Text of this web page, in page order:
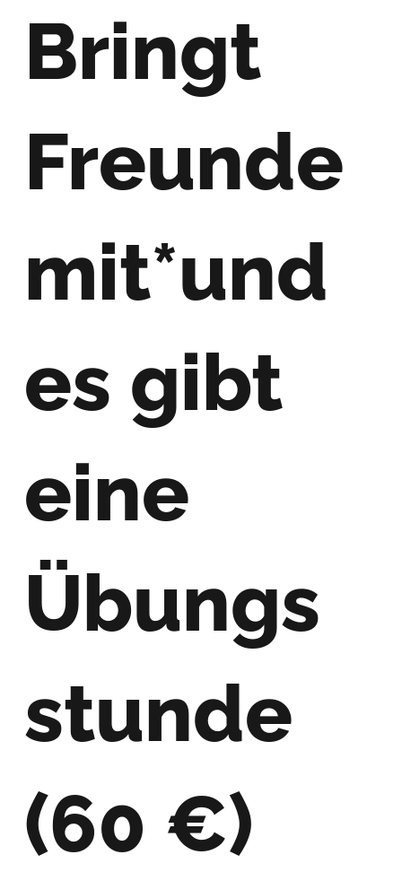
Bringt
Freunde
mit*und
es gibt
eine
Übungs
stunde
(60 €)